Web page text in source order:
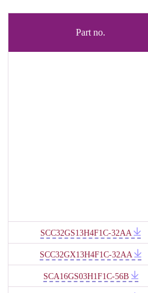
Part no.
SCC32GS13H4F1C-32AA
SCC32GX13H4F1C-32AA
SCA16GS03H1F1C-56B